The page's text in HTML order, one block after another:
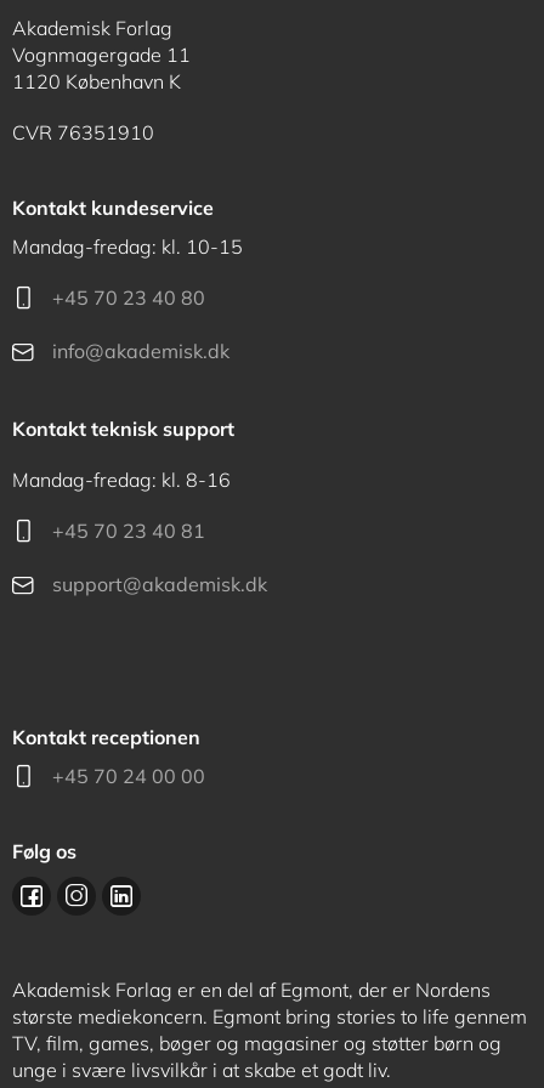
Akademisk Forlag
Vognmagergade 11
1120 København K
CVR 76351910
Kontakt kundeservice
Mandag-fredag: kl. 10-15
+45 70 23 40 80
info@akademisk.dk
Kontakt teknisk support
Mandag-fredag: kl. 8-16
+45 70 23 40 81
support@akademisk.dk
Kontakt receptionen
+45 70 24 00 00
Følg os
Akademisk Forlag er en del af Egmont, der er Nordens
største mediekoncern. Egmont bring stories to life gennem
TV, film, games, bøger og magasiner og støtter børn og
unge i svære livsvilkår i at skabe et godt liv.